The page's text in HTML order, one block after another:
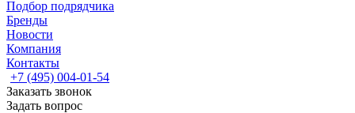
Подбор подрядчика
Бренды
Новости
Компания
Контакты
+7 (495) 004-01-54
Заказать звонок
Задать вопрос